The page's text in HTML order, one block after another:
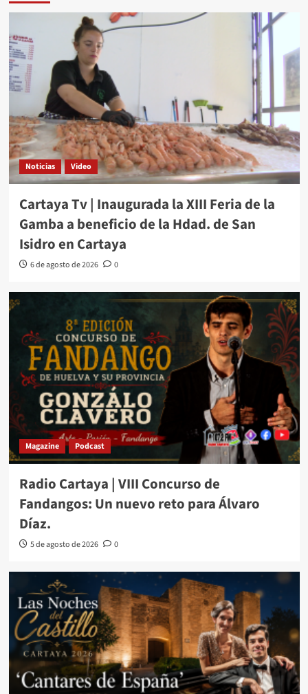
Noticias Video
Cartaya Tv | Inaugurada la XIII Feria de la
Gamba a beneficio de la Hdad. de San
Isidro en Cartaya
6 de agosto de 2026 0
Magazine Podcast
Radio Cartaya | VIII Concurso de
Fandangos: Un nuevo reto para Álvaro
Díaz.
5 de agosto de 2026 0